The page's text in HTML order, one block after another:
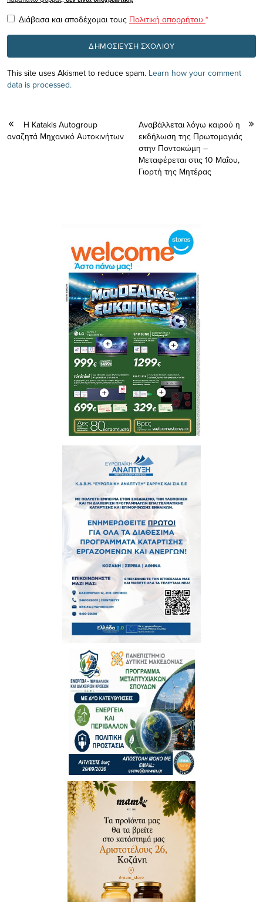
Διάβασα και αποδέχομαι τους Πολιτική απορρήτου *
This site uses Akismet to reduce spam. Learn how your comment
data is processed.
Η Katakis Autogroup
αναζητά Μηχανικό Αυτοκινήτων
Αναβάλλεται λόγω καιρού η
εκδήλωση της Πρωτομαγιάς
στην Ποντοκώμη –
Μεταφέρεται στις 10 Μαΐου,
Γιορτή της Μητέρας